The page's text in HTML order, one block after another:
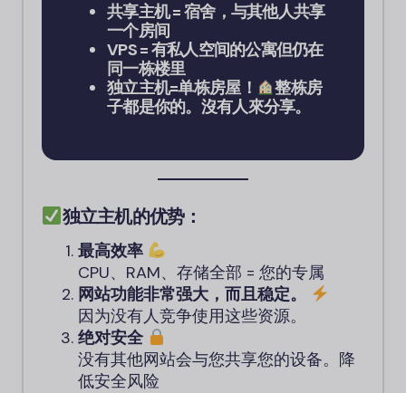
共享主机 = 宿舍，与其他人共享
一个房间
VPS = 有私人空间的公寓但仍在
同一栋楼里
独立主机=单栋房屋！
整栋房
子都是你的。沒有人來分享。
独立主机的优势：
最高效率
CPU、RAM、存储全部 = 您的专属
网站功能非常强大，而且稳定。
因为没有人竞争使用这些资源。
绝对安全
没有其他网站会与您共享您的设备。降
低安全风险